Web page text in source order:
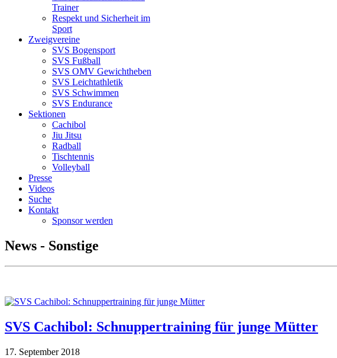
Trainer
Respekt und Sicherheit im
Sport
Zweigvereine
SVS Bogensport
SVS Fußball
SVS OMV Gewichtheben
SVS Leichtathletik
SVS Schwimmen
SVS Endurance
Sektionen
Cachibol
Jiu Jitsu
Radball
Tischtennis
Volleyball
Presse
Videos
Suche
Kontakt
Sponsor werden
News - Sonstige
SVS Cachibol: Schnuppertraining für junge Mütter
17. September 2018